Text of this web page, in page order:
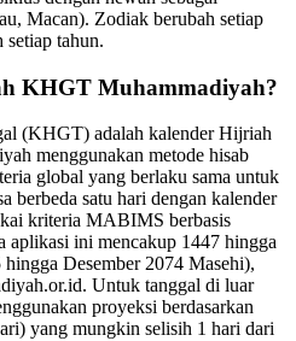
Macan). Zodiak berubah setiap
setiap tahun.
KHGT Muhammadiyah?
(KHGT) adalah kalender Hijriah
menggunakan metode hisab
global yang berlaku sama untuk
berbeda satu hari dengan kalender
kriteria MABIMS berbasis
ini mencakup 1447 hingga
Desember 2074 Masehi),
Untuk tanggal di luar
proyeksi berdasarkan
yang mungkin selisih 1 hari dari